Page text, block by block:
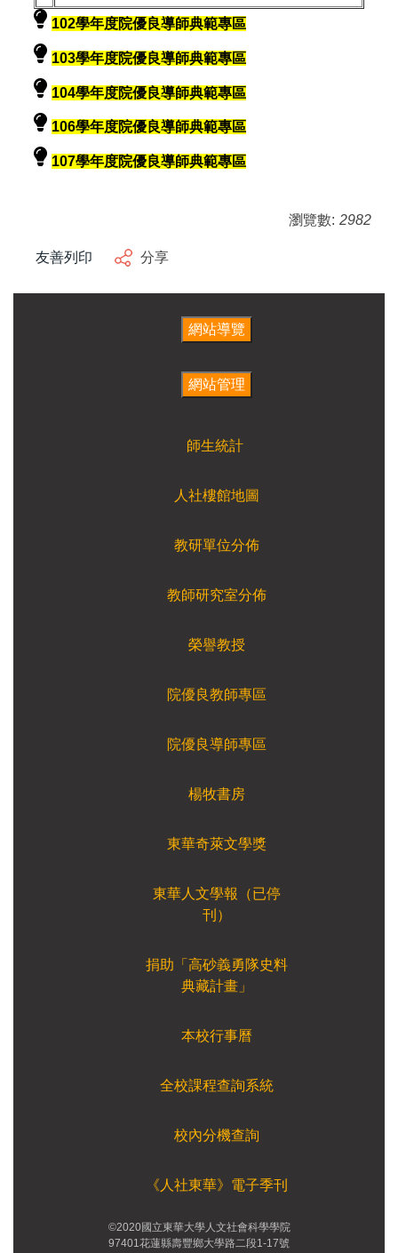
102學年度院優良導師典範專區
103學年度院優良導師典範專區
104學年度院優良導師典範專區
106學年度院優良導師典範專區
107學年度院優良導師典範專區
瀏覽數: 2982
友善列印 分享
師生統計
人社樓館地圖
教研單位分佈
教師研究室分佈
榮譽教授
院優良教師專區
院優良導師專區
楊牧書房
東華奇萊文學獎
東華人文學報（已停
刊）
捐助「高砂義勇隊史料
典藏計畫」
本校行事曆
全校課程查詢系統
校內分機查詢
《人社東華》電子季刊
©2020國立東華大學人文社會科學學院
97401花蓮縣壽豐鄉大學路二段1-17號